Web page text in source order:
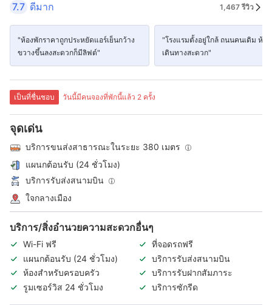
7.7 ดีมาก 1,467 รีวิว
"ห้องพักราคาถูกประหยัดแอร์เย็นกว้าง
ขวางขึ้นลงสะดวกก็มีลิฟต์"
"โรงแรมตั้งอยู่ใกล้ ถนนคนเดิม ห้า
เดินทางสะดวก"
เป็นที่ชื่นชอบ วันนี้มีคนจองที่พักนี้แล้ว 2 ครั้ง
จุดเด่น
บริการขนส่งสาธารณะในระยะ 380 เมตร
แผนกต้อนรับ (24 ชั่วโมง)
บริการรับส่งสนามบิน
ใจกลางเมือง
บริการ/สิ่งอำนวยความสะดวกอื่นๆ
Wi-Fi ฟรี
ที่จอดรถฟรี
แผนกต้อนรับ (24 ชั่วโมง)
บริการรับส่งสนามบิน
ห้องสำหรับครอบครัว
บริการรับฝากสัมภาระ
รูมเซอร์วิส 24 ชั่วโมง
บริการซักรีด